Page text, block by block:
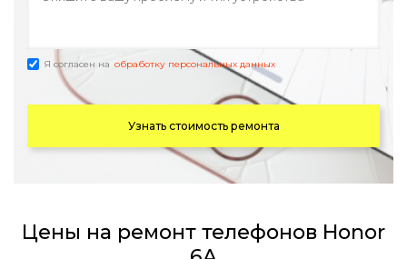
Я согласен на обработку персональных данных
Узнать стоимость ремонта
Цены на ремонт телефонов Honor